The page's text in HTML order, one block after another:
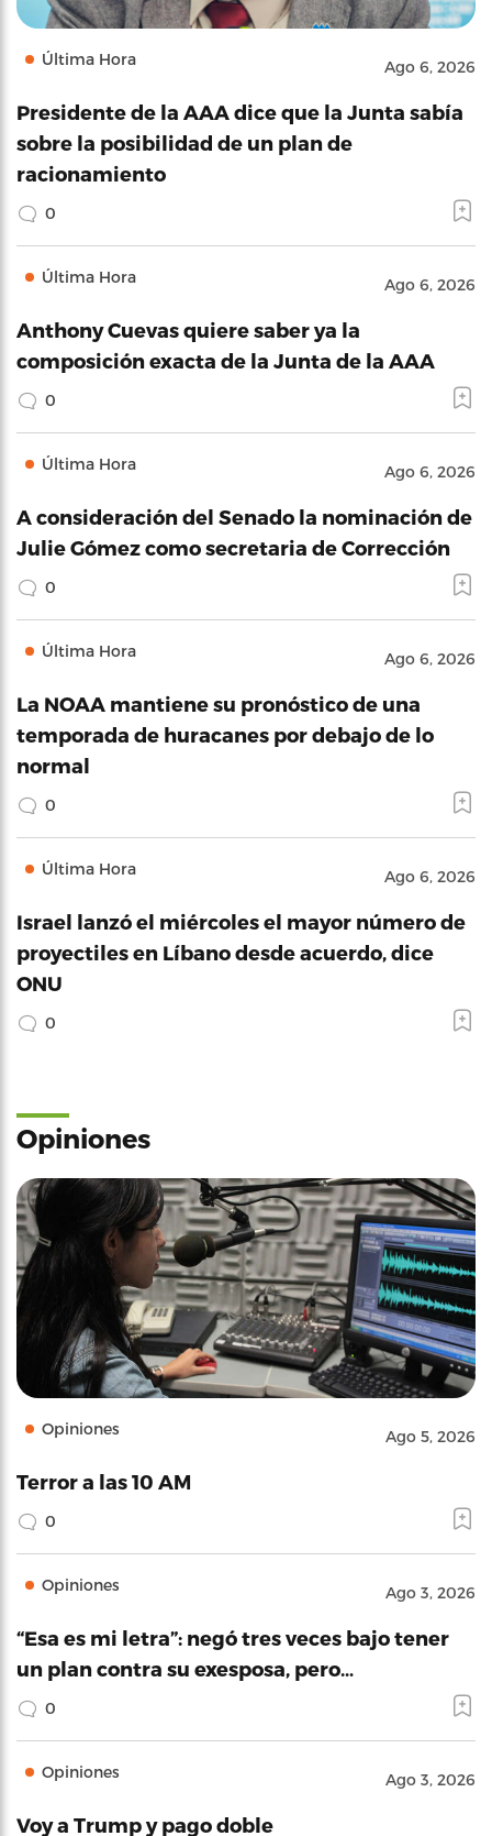
Última Hora Ago 6, 2026
Presidente de la AAA dice que la Junta sabía
sobre la posibilidad de un plan de
racionamiento
0
Última Hora Ago 6, 2026
Anthony Cuevas quiere saber ya la
composición exacta de la Junta de la AAA
0
Última Hora Ago 6, 2026
A consideración del Senado la nominación de
Julie Gómez como secretaria de Corrección
0
Última Hora Ago 6, 2026
La NOAA mantiene su pronóstico de una
temporada de huracanes por debajo de lo
normal
0
Última Hora Ago 6, 2026
Israel lanzó el miércoles el mayor número de
proyectiles en Líbano desde acuerdo, dice
ONU
0
Opiniones
Opiniones Ago 5, 2026
Terror a las 10 AM
0
Opiniones Ago 3, 2026
“Esa es mi letra”: negó tres veces bajo tener
un plan contra su exesposa, pero…
0
Opiniones Ago 3, 2026
Voy a Trump y pago doble